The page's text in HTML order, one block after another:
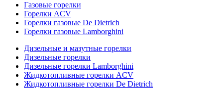
Газовые горелки
Горелки ACV
Горелки газовые De Dietrich
Горелки газовые Lamborghini
Дизельные и мазутные горелки
Дизельные горелки
Дизельные горелки Lamborghini
Жидкотопливные горелки ACV
Жидкотопливные горелки De Dietrich